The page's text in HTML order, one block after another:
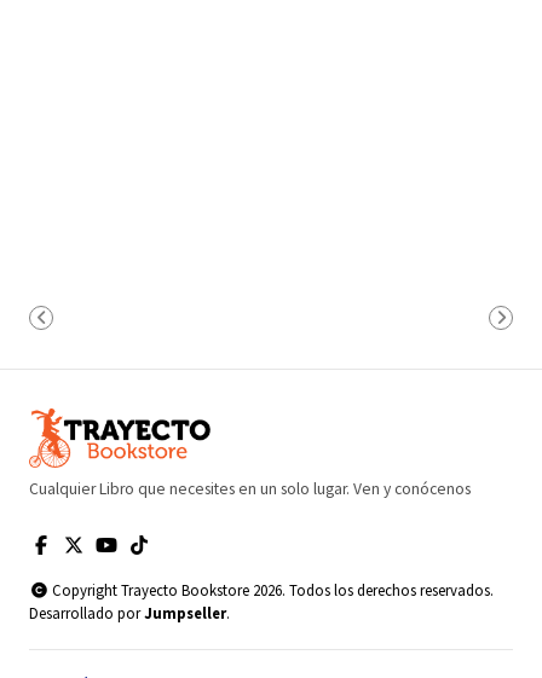
Cualquier Libro que necesites en un solo lugar. Ven y conócenos
Copyright Trayecto Bookstore 2026. Todos los derechos reservados.
Desarrollado porJumpseller.